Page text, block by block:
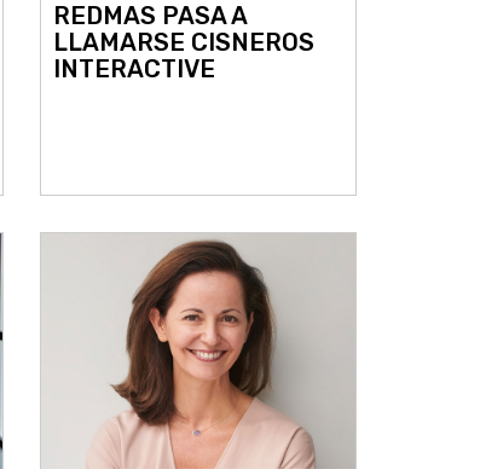
REDMAS PASA A
LLAMARSE CISNEROS
INTERACTIVE